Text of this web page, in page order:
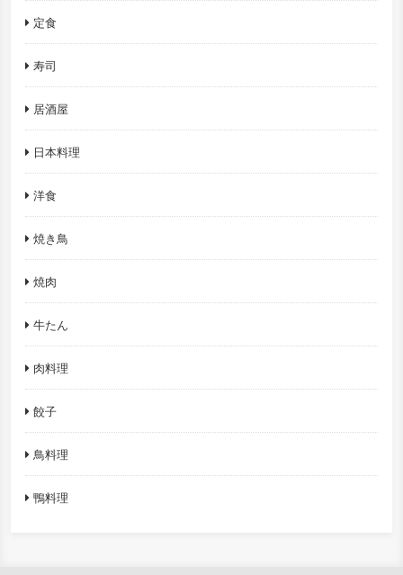
定食
寿司
居酒屋
日本料理
洋食
焼き鳥
焼肉
牛たん
肉料理
餃子
鳥料理
鴨料理